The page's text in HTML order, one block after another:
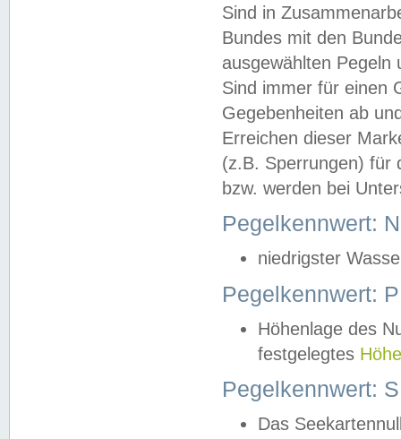
Sind in
Bundes mit den
ausgewählten
Sind immer für einen
Gegebenheiten ab
Erreichen dieser
(z.B. Sperrungen) für
bzw. werden bei
Pegelkennwert:
niedrigster
Pegelkennwert:
Höhenlage des
festgelegtes
Pegelkennwert:
Das